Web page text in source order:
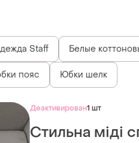
Staff Белые
пояс Юбки шелк
Деактивирован1 шт
Стильна міді